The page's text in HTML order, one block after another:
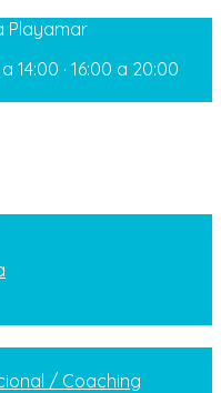
Playamar
14:00 · 16:00 a 20:00
/ Coaching